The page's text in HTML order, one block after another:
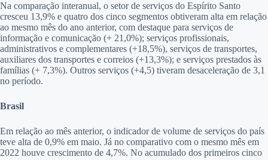
Na comparação interanual, o setor de serviços do Espírito Santo
cresceu 13,9% e quatro dos cinco segmentos obtiveram alta em relação
ao mesmo mês do ano anterior, com destaque para serviços de
informação e comunicação (+ 21,0%); serviços profissionais,
administrativos e complementares (+18,5%), serviços de transportes,
auxiliares dos transportes e correios (+13,3%); e serviços prestados às
famílias (+ 7,3%). Outros serviços (+4,5) tiveram desaceleração de 3,1
no período.
Brasil
Em relação ao mês anterior, o indicador de volume de serviços do país
teve alta de 0,9% em maio. Já no comparativo com o mesmo mês em
2022 houve crescimento de 4,7%. No acumulado dos primeiros cinco